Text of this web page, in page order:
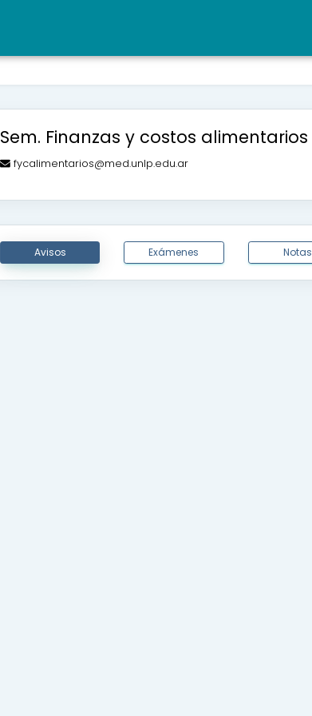
Sem. Finanzas y costos alimentarios
fycalimentarios@med.unlp.edu.ar
Avisos Exámenes Notas